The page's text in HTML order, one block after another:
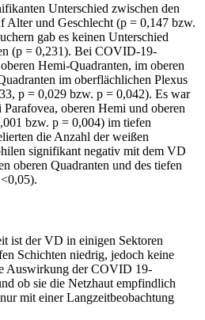
Unterschied zwischen den
Alter und Geschlecht (p = 0,147 bzw.
gab es keinen Unterschied
(p = 0,231). Bei COVID-19-
Hemi-Quadranten, im oberen
im oberflächlichen Plexus
p = 0,029 bzw. p = 0,042). Es war
oberen Hemi und oberen
bzw. p = 0,004) im tiefen
die Anzahl der weißen
signifikant negativ mit dem VD
oberen Quadranten und des tiefen
ist der VD in einigen Sektoren
Schichten niedrig, jedoch keine
Auswirkung der COVID 19-
ob sie die Netzhaut empfindlich
mit einer Langzeitbeobachtung